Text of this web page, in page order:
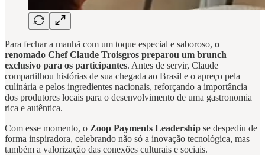
Para fechar a manhã com um toque especial e saboroso, o
renomado Chef Claude Troisgros preparou um brunch
exclusivo para os participantes. Antes de servir, Claude
compartilhou histórias de sua chegada ao Brasil e o apreço pela
culinária e pelos ingredientes nacionais, reforçando a importância
dos produtores locais para o desenvolvimento de uma gastronomia
rica e autêntica.
Com esse momento, o Zoop Payments Leadership se despediu de
forma inspiradora, celebrando não só a inovação tecnológica, mas
também a valorização das conexões culturais e sociais.